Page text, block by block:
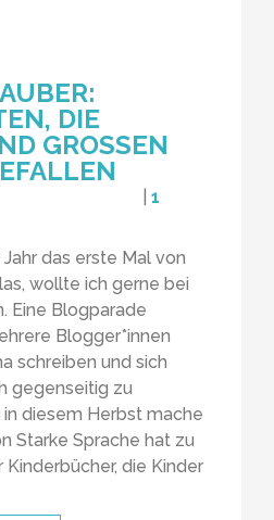
DIE
GROSSEN K
1
das erste Mal von
wollte ich gerne bei
Eine Blogparade
Blogger*innen
schreiben und sich
gegenseitig zu
diesem Herbst mache
Starke Sprache hat zu
die Kinder